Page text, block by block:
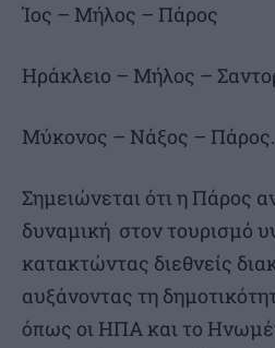
Ίος – Μήλος – Πάρος
Ηράκλειο – Μήλος –
Μύκονος – Νάξος – Πάρος.
Σημειώνεται ότι η Πάρος
δυναμική στον τουρισμό
κατακτώντας διεθνείς
αυξάνοντας τη
όπως οι ΗΠΑ και το